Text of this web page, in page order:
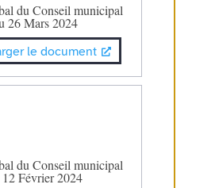
du Conseil municipal
26 Mars 2024
le document
du Conseil municipal
Février 2024